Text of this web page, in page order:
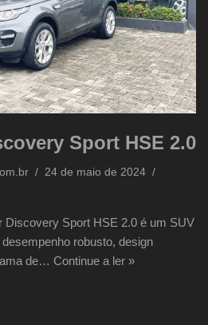
Sport HSE 2.0
24 de maio de 2024
Discovery Sport HSE 2.0 é um SUV
robusto, design
de… Continue a ler »